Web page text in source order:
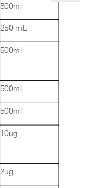
500ml
250 mL
500ml
500ml
500ml
10ug
2ug